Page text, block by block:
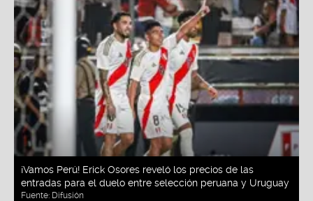
¡Vamos Perú! Erick Osores reveló los precios de las
entradas para el duelo entre selección peruana y Uruguay
Fuente: Difusión